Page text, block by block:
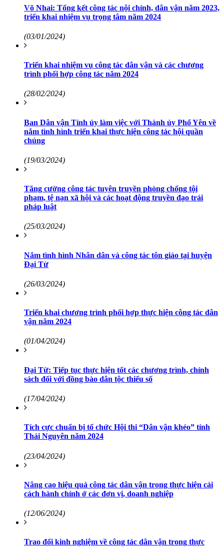
Võ Nhai: Tổng kết công tác nội chính, dân vận năm 2023,
triển khai nhiệm vụ trọng tâm năm 2024
(03/01/2024)
Triển khai nhiệm vụ công tác dân vận và các chương
trình phối hợp công tác năm 2024
(28/02/2024)
Ban Dân vận Tỉnh ủy làm việc với Thành ủy Phổ Yên về
nắm tình hình triển khai thực hiện công tác hội quần
chúng
(19/03/2024)
Tăng cường công tác tuyên truyền phòng chống tội
phạm, tệ nạn xã hội và các hoạt động truyền đạo trái
pháp luật
(25/03/2024)
Nắm tình hình Nhân dân và công tác tôn giáo tại huyện
Đại Từ
(26/03/2024)
Triển khai chương trình phối hợp thực hiện công tác dân
vận năm 2024
(01/04/2024)
Đại Từ: Tiếp tục thực hiện tốt các chương trình, chính
sách đối với đồng bào dân tộc thiểu số
(17/04/2024)
Tích cực chuẩn bị tổ chức Hội thi “Dân vận khéo” tỉnh
Thái Nguyên năm 2024
(23/04/2024)
Nâng cao hiệu quả công tác dân vận trong thực hiện cải
cách hành chính ở các đơn vị, doanh nghiệp
(12/06/2024)
Trao đổi kinh nghiệm về công tác dân vận trong thực